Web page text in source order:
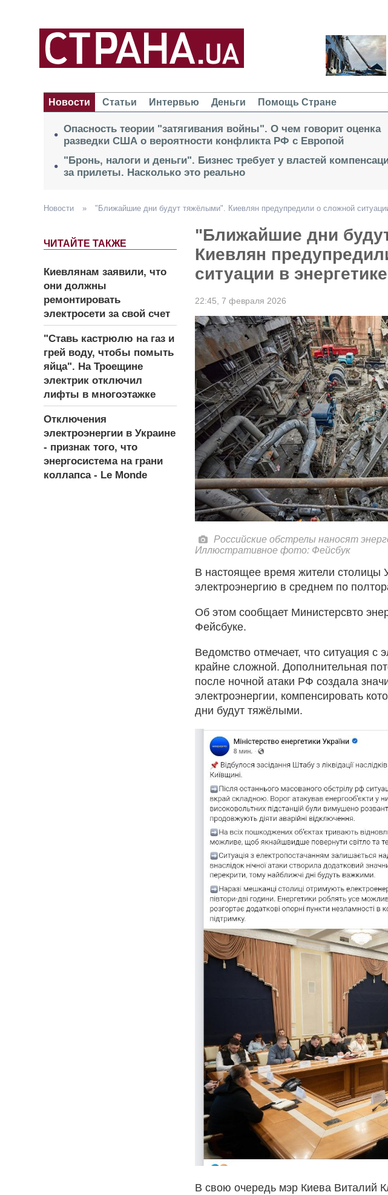
Новости
Статьи Интервью Деньги Помощь Стране
Опасность теории "затягивания войны". О чем говорит оценка
разведки США о вероятности конфликта РФ с Европой
"Бронь, налоги и деньги". Бизнес требует у властей
за прилеты. Насколько это реально
Новости » "Ближайшие дни будут тяжёлыми". Киевлян предупредили о сложной
ЧИТАЙТЕ ТАКЖЕ
Киевлянам заявили, что
они должны
ремонтировать
электросети за свой счет
"Ставь кастрюлю на газ и
грей воду, чтобы помыть
яйца". На Троещине
электрик отключил
лифты в многоэтажке
Отключения
электроэнергии в Украине
- признак того, что
энергосистема на грани
коллапса - Le Monde
"Ближайшие дни
Киевлян
ситуации в энергетике
22:45, 7 февраля 2026
Российские обстрелы наносят
Иллюстративное фото: Фейсбук
В настоящее время жители столицы
электроэнергию в среднем по
Об этом сообщает Министерсвто
Фейсбуке.
Ведомство отмечает, что ситуация с
крайне сложной. Дополнительная
после ночной атаки РФ создала
электроэнергии, компенсировать
дни будут тяжёлыми.
В свою очередь мэр Киева Виталий